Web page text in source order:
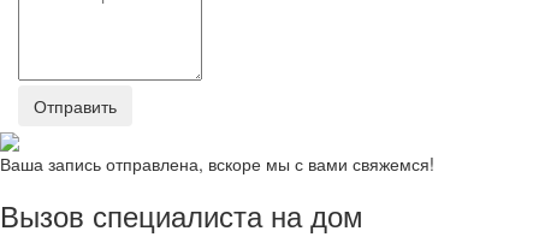
Отправить
Ваша запись отправлена, вскоре мы с вами свяжемся!
Вызов специалиста на дом